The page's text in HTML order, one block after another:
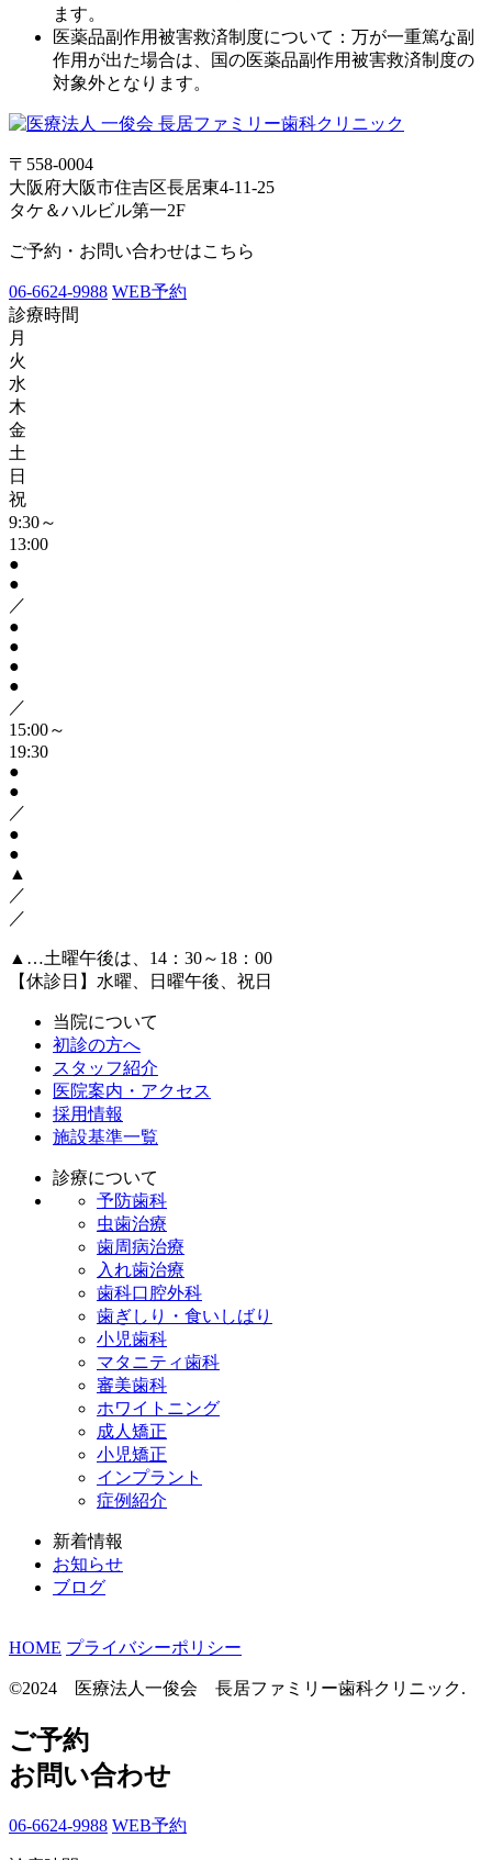
ます。
医薬品副作用被害救済制度について：万が一重篤な副
作用が出た場合は、国の医薬品副作用被害救済制度の
対象外となります。
〒558-0004
大阪府大阪市住吉区長居東4-11-25
タケ＆ハルビル第一2F
ご予約・お問い合わせはこちら
06-6624-9988 WEB予約
診療時間
月
火
水
木
金
土
日
祝
9:30～
13:00
●
●
／
●
●
●
●
／
15:00～
19:30
●
●
／
●
●
▲
／
／
▲ …土曜午後は、14：30～18：00
【休診日】水曜、日曜午後、祝日
当院について
初診の方へ
スタッフ紹介
医院案内・アクセス
採用情報
施設基準一覧
診療について
予防歯科
虫歯治療
歯周病治療
入れ歯治療
歯科口腔外科
歯ぎしり・食いしばり
小児歯科
マタニティ歯科
審美歯科
ホワイトニング
成人矯正
小児矯正
インプラント
症例紹介
新着情報
お知らせ
ブログ
HOME プライバシーポリシー
©2024 医療法人一俊会 長居ファミリー歯科クリニック.
ご予約
お問い合わせ
06-6624-9988 WEB予約